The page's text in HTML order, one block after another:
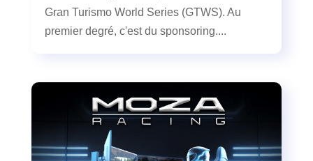
Gran Turismo World Series (GTWS). Au
premier degré, c'est du sponsoring....